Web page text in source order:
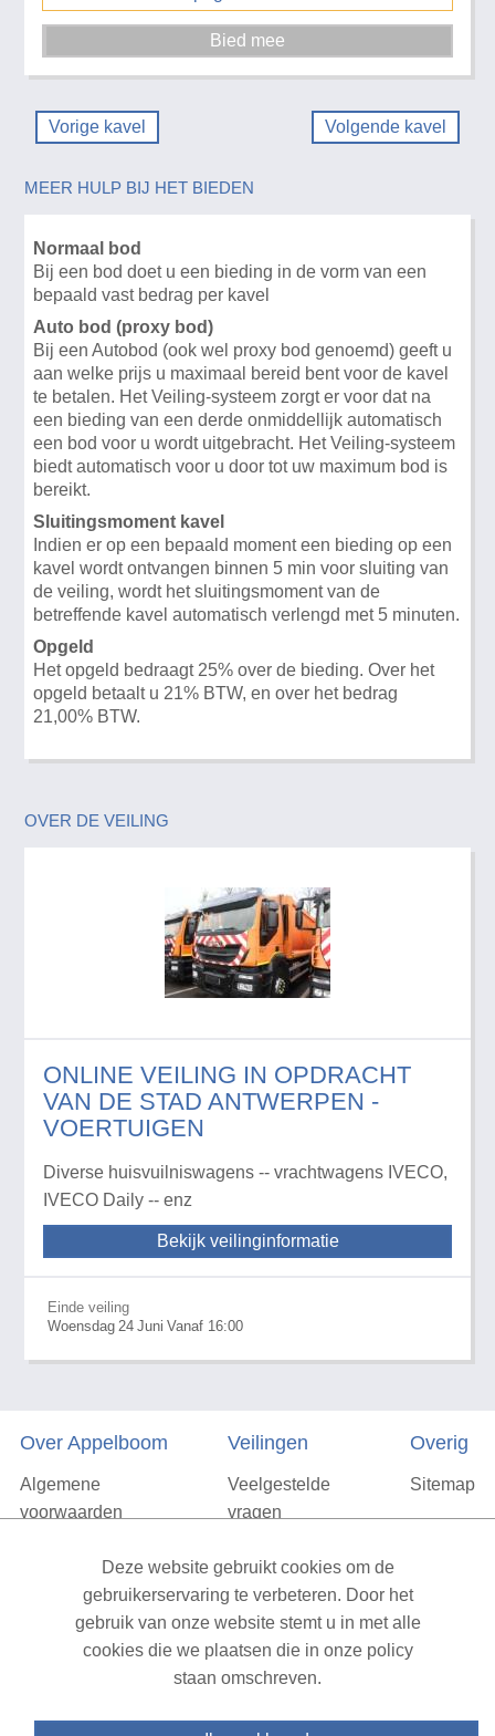
Vorige kavel Volgende kavel
MEER HULP BIJ HET BIEDEN
Normaal bod
Bij een bod doet u een bieding in de vorm van een
bepaald vast bedrag per kavel
Auto bod (proxy bod)
Bij een Autobod (ook wel proxy bod genoemd) geeft u
aan welke prijs u maximaal bereid bent voor de kavel
te betalen. Het Veiling-systeem zorgt er voor dat na
een bieding van een derde onmiddellijk automatisch
een bod voor u wordt uitgebracht. Het Veiling-systeem
biedt automatisch voor u door tot uw maximum bod is
bereikt.
Sluitingsmoment kavel
Indien er op een bepaald moment een bieding op een
kavel wordt ontvangen binnen 5 min voor sluiting van
de veiling, wordt het sluitingsmoment van de
betreffende kavel automatisch verlengd met 5 minuten.
Opgeld
Het opgeld bedraagt 25% over de bieding. Over het
opgeld betaalt u 21% BTW, en over het bedrag
21,00% BTW.
OVER DE VEILING
ONLINE VEILING IN OPDRACHT
VAN DE STAD ANTWERPEN -
VOERTUIGEN
Diverse huisvuilniswagens -- vrachtwagens IVECO,
IVECO Daily -- enz
Bekijk veilinginformatie
Einde veiling
Woensdag 24 Juni Vanaf 16:00
Over Appelboom
Algemene
voorwaarden
Vacatures
Contact
Veilingen
Veelgestelde
vragen
Overig
Sitemap
| All rights reserved v1.7.6 (NAD-WEB-1)
Deze website gebruikt cookies om de
gebruikerservaring te verbeteren. Door het
gebruik van onze website stemt u in met alle
cookies die we plaatsen die in onze policy
staan omschreven.